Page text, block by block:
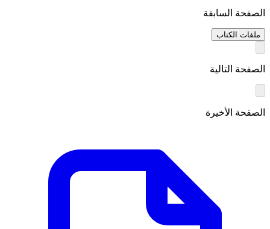
الصفحة السابقة
ملفات الكتاب
الصفحة التالية
الصفحة الأخيرة